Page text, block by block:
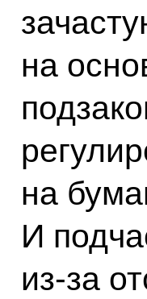
на
на
И
из‑за